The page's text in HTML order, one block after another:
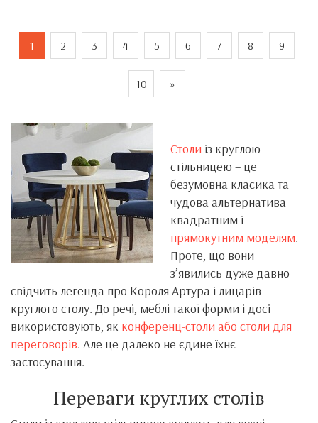
1 2 3 4 5 6 7 8 9
10 »
Столи із круглою
стільницею – це
безумовна класика та
чудова альтернатива
квадратним і
прямокутним моделям.
Проте, що вони
з’явились дуже давно
свідчить легенда про Короля Артура і лицарів
круглого столу. До речі, меблі такої форми і досі
використовують, як конференц-столи або столи для
переговорів. Але це далеко не єдине їхнє
застосування.
Переваги круглих столів